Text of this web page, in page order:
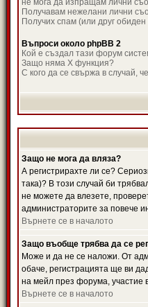
не мога да изпращам лични
Получавам нежелани лични
Получих спам (или друг
Въпроси около phpBB 2
Кой е създал тази форум
Защо няма X функция?
С кого да се свържа в случай,
Защо не мога да вляза?
А регистрирахте ли се?
така)? В този случай би
не можете да влезете,
администраторите за повече
Върнете се в началото
Защо въобще трябва да се
Може и да не се наложи. От
обаче, регистрацията ще ви
на мейл през форума, участие
Върнете се в началото